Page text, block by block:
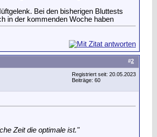
Bei den bisherigen Bluttests
in der kommenden Woche haben
#2
Registriert seit: 20.05.2023
Beiträge: 60
Zeit die optimale ist."